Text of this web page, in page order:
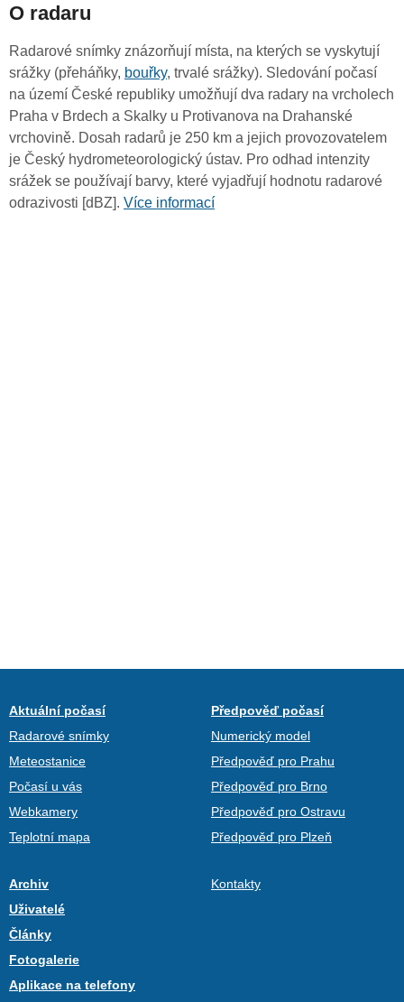
O radaru
Radarové snímky znázorňují místa, na kterých se vyskytují
srážky (přeháňky, bouřky, trvalé srážky). Sledování počasí
na území České republiky umožňují dva radary na vrcholech
Praha v Brdech a Skalky u Protivanova na Drahanské
vrchovině. Dosah radarů je 250 km a jejich provozovatelem
je Český hydrometeorologický ústav. Pro odhad intenzity
srážek se používají barvy, které vyjadřují hodnotu radarové
odrazivosti [dBZ]. Více informací
Aktuální počasí
Radarové snímky
Meteostanice
Počasí u vás
Webkamery
Teplotní mapa
Předpověď počasí
Numerický model
Předpověď pro Prahu
Předpověď pro Brno
Předpověď pro Ostravu
Předpověď pro Plzeň
Archiv
Uživatelé
Články
Fotogalerie
Aplikace na telefony
Kontakty